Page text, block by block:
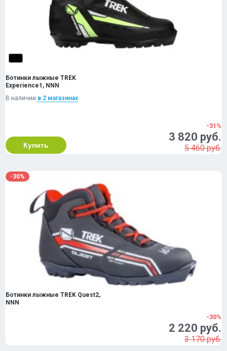
Ботинки лыжные TREK
Experience1, NNN
В наличии в 2 магазинах
Купить
-31%
3 820 руб.
5 460 руб.
-30%
Ботинки лыжные TREK Quest2,
NNN
-30%
2 220 руб.
3 170 руб.